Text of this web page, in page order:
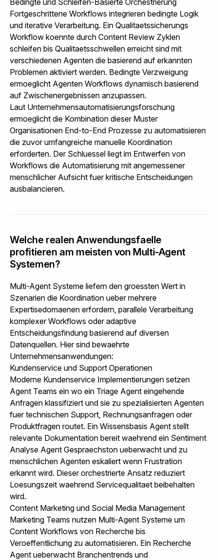
Fortgeschrittene Workflows integrieren bedingte Logik
und iterative Verarbeitung. Ein Qualitaetssicherungs
Workflow koennte durch Content Review Zyklen
schleifen bis Qualitaetsschwellen erreicht sind mit
verschiedenen Agenten die basierend auf erkannten
Problemen aktiviert werden. Bedingte Verzweigung
ermoeglicht Agenten Workflows dynamisch basierend
auf Zwischenergebnissen anzupassen.
Laut Unternehmensautomatisierungsforschung
ermoeglicht die Kombination dieser Muster
Organisationen End-to-End Prozesse zu automatisieren
die zuvor umfangreiche manuelle Koordination
erforderten. Der Schluessel liegt im Entwerfen von
Workflows die Automatisierung mit angemessener
menschlicher Aufsicht fuer kritische Entscheidungen
ausbalancieren.
Welche realen Anwendungsfaelle
profitieren am meisten von Multi-Agent
Systemen?
Multi-Agent Systeme liefern den groessten Wert in
Szenarien die Koordination ueber mehrere
Expertisedomaenen erfordern, parallele Verarbeitung
komplexer Workflows oder adaptive
Entscheidungsfindung basierend auf diversen
Datenquellen. Hier sind bewaehrte
Unternehmensanwendungen:
Kundenservice und Support Operationen
Moderne Kundenservice Implementierungen setzen
Agent Teams ein wo ein Triage Agent eingehende
Anfragen klassifiziert und sie zu spezialisierten Agenten
fuer technischen Support, Rechnungsanfragen oder
Produktfragen routet. Ein Wissensbasis Agent stellt
relevante Dokumentation bereit waehrend ein Sentiment
Analyse Agent Gespraechston ueberwacht und zu
menschlichen Agenten eskaliert wenn Frustration
erkannt wird. Dieser orchestrierte Ansatz reduziert
Loesungszeit waehrend Servicequalitaet beibehalten
wird.
Content Marketing und Social Media Management
Marketing Teams nutzen Multi-Agent Systeme um
Content Workflows von Recherche bis
Veroeffentlichung zu automatisieren. Ein Recherche
Agent ueberwacht Branchentrends und